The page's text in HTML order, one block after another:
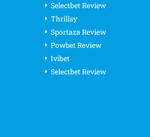
Selectbet Review
Thrillsy
Sportaza Review
Powbet Review
Ivibet
Selectbet Review